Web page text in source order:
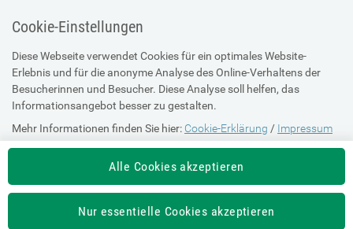
Cookie-Einstellungen
Diese Webseite verwendet Cookies für ein optimales Website-
Erlebnis und für die anonyme Analyse des Online-Verhaltens der
Besucherinnen und Besucher. Diese Analyse soll helfen, das
Informationsangebot besser zu gestalten.
Mehr Informationen finden Sie hier: Cookie-Erklärung / Impressum
Alle Cookies akzeptieren
Nur essentielle Cookies akzeptieren
KONTAKT
Ansprechpartner
Feedback
ÜBER UNS
Sitemap